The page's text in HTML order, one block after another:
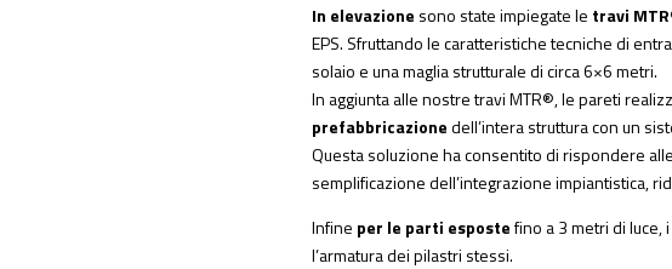
In elevazione sono state impiegate le travi
EPS. Sfruttando le caratteristiche tecniche di
solaio e una maglia strutturale di circa 6×6 metri.
In aggiunta alle nostre travi MTR®, le pareti
prefabbricazionedell’intera struttura con un
Questa soluzione ha consentito di rispondere
semplificazione dell’integrazione impiantistica,
Infine per le parti espostefino a 3 metri di luce,
l’armatura dei pilastri stessi.